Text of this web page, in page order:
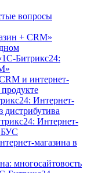
вопросы
+ CRM»
Битрикс24:
и интернет-
Интернет-
дистрибутива
Интернет-
БУС
магазина в
многосайтовость